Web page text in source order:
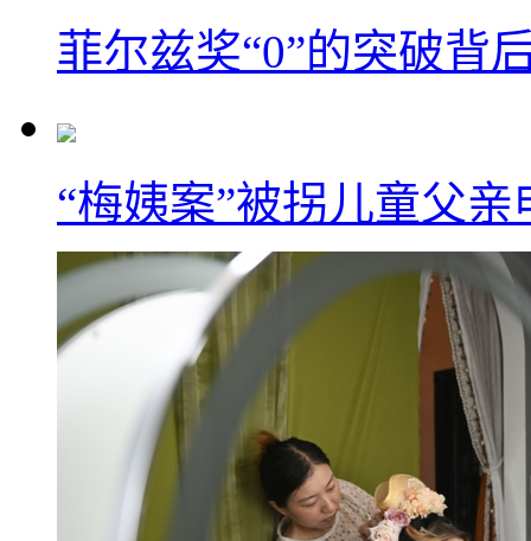
菲尔兹奖“0”的突破背
“梅姨案”被拐儿童父